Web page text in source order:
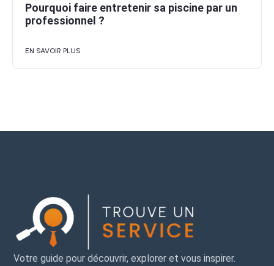
Pourquoi faire entretenir sa piscine par un
professionnel ?
EN SAVOIR PLUS
Votre guide pour découvrir, explorer et vous inspirer.